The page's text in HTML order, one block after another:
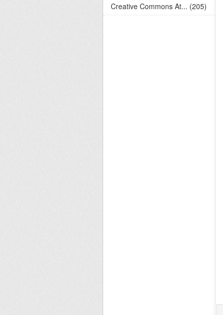
Creative Commons At... (205)